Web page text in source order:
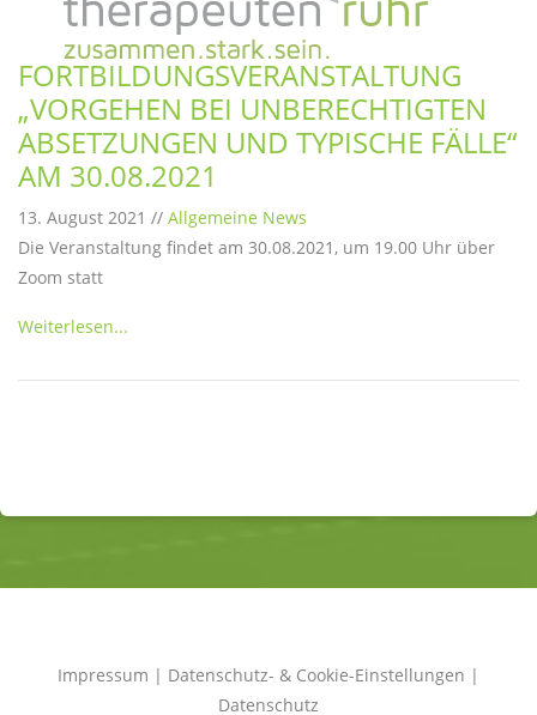
FORTBILDUNGSVERANSTALTUNG
„VORGEHEN BEI UNBERECHTIGTEN
ABSETZUNGEN UND TYPISCHE FÄLLE“
AM 30.08.2021
13. August 2021 // Allgemeine News
Die Veranstaltung findet am 30.08.2021, um 19.00 Uhr über
Zoom statt
Weiterlesen...
Impressum | Datenschutz- & Cookie-Einstellungen |
Datenschutz